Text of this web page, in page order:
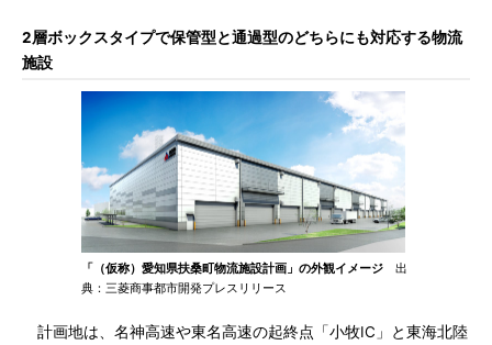
2層ボックスタイプで保管型と通過型のどちらにも対応する物流
施設
「（仮称）愛知県扶桑町物流施設計画」の外観イメージ 出
典：三菱商事都市開発プレスリリース
計画地は、名神高速や東名高速の起終点「小牧IC」と東海北陸